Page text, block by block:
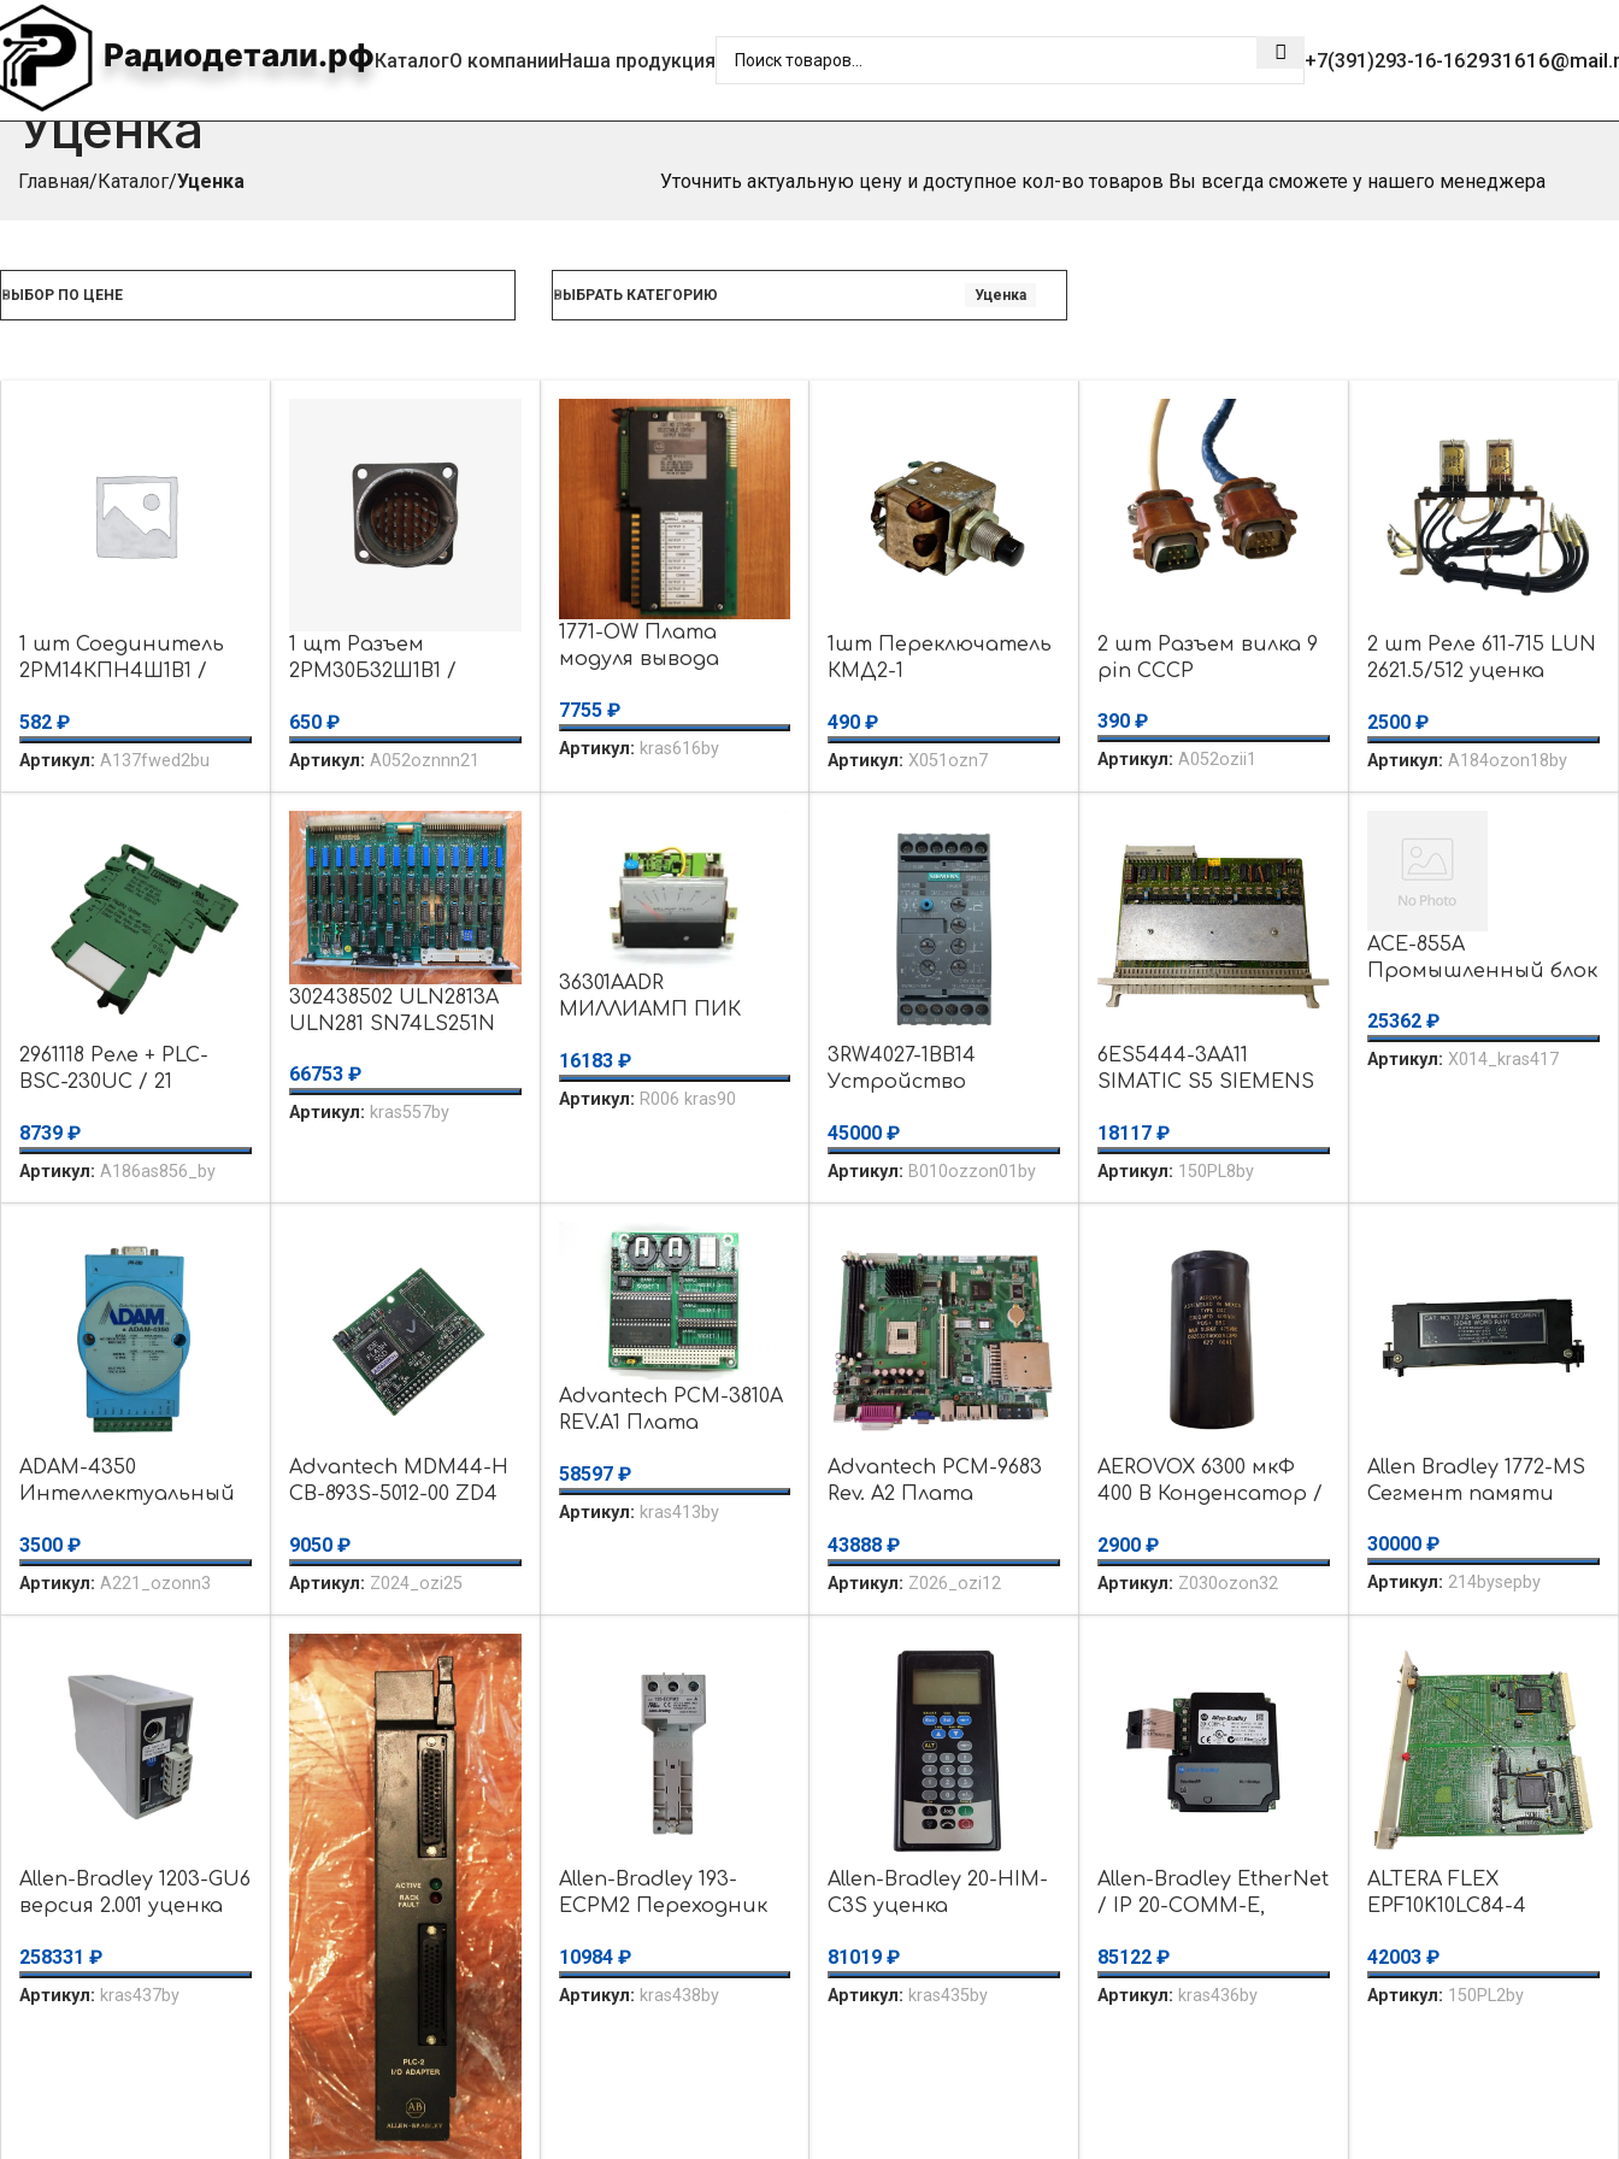
Радиодетали.рфКаталогО компанииНаша продукция +7(391)293-16-16
Уценка
Главная Каталог Уценка Уточнить актуальную цену и доступное кол-во товаров Вы всегда сможете у нашего менеджера
ВЫБОР ПО ЦЕНЕ ВЫБРАТЬ КАТЕГОРИЮ Уценка
1 шт Соединитель
2РМ14КПН4Ш1В1 /
патрубком. Товар
уцененный
582 ₽
Артикул: A137fwed2bu
1 щт Разъем
2РМ30Б32Ш1В1 /
650 ₽
Артикул: A052oznnn21
1771-OW Плата
модуля вывода
Аллена Брэдли
1771OW уценка
использовалось
7755 ₽
Артикул: kras616by
1шт Переключатель
КМД2-1
фиксации
490₽
Артикул:X051ozn7
2 шт Разъем вилка 9
pin СССР
390₽
Артикул:A052ozii1
2 шт Реле 611-715 LUN
2621.5/512 уценка
2500₽
Артикул:A184ozon18by
2961118 Реле + PLC-
BSC-230UC / 21
Phoenix Contact
уценка
8739 ₽
Артикул: A186as856_by
302438502 ULN2813A
ULN281 SN74LS251N
SN74LS00N Плата II
уценка
66753 ₽
Артикул: kras557by
36301AADR
МИЛЛИАМП ПИК
МИЛЛИАМП ПИК
уценка
использовалось
16183 ₽
Артикул: R006 kras90
3RW4027-1BB14
Устройство
Siemens / Уценка
использовалось
45000₽
Артикул: B010ozzon01by
6ES5444-3AA11
SIMATIC S5 SIEMENS
Контроллер б/у
18117₽
Артикул: 150PL8by
ACE-855A
Промышленный блок
55 Вт уценка
использовалось
25362₽
Артикул:X014_kras417
ADAM-4350
Интеллектуальный
аналоговых сигналов
/ уценка
3500 ₽
Артикул: A221_ozonn3
Advantech MDM44-H
CB-893S-5012-00 ZD4
40-контактный IDE
FLASH SSD уценка
использовалось
9050 ₽
Артикул: Z024_ozi25
Advantech PCM-3810A
REV.A1 Плата
использовалось
58597 ₽
Артикул: kras413by
Advantech PCM-9683
Rev. A2 Плата
уценка
использовалось
43888₽
Артикул: Z026_ozi12
AEROVOX 6300 мкФ
400 В Конденсатор /
использовалось /
уценка Б/у
2900₽
Артикул: Z030ozon32
Allen Bradley 1772-MS
Сегмент памяти
30000₽
Артикул: 214bysepby
Allen-Bradley 1203-GU6
версия 2.001 уценка
258331 ₽
Артикул: kras437by
Allen-Bradley 193-
ECPM2 Переходник
б/у
10984 ₽
Артикул: kras438by
Allen-Bradley 20-HIM-
C3S уценка
81019₽
Артикул: kras435by
Allen-Bradley EtherNet
/ IP 20-COMM-E,
уценка б/у
85122₽
Артикул: kras436by
ALTERA FLEX
EPF10K10LC84-4
EKR1533AP6 Плата б/
у
42003₽
Артикул: 150PL2by